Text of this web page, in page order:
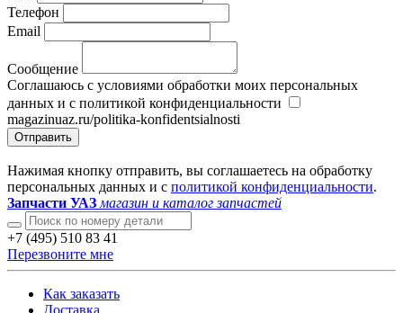
Телефон
Email
Сообщение
Соглашаюсь с условиями обработки моих персональных
данных и с политикой конфиденциальности
magazinuaz.ru/politika-konfidentsialnosti
Отправить
Нажимая кнопку отправить, вы соглашаетесь на обработку
персональных данных и с политикой конфиденциальности.
Запчасти УАЗ магазин и каталог запчастей
+7 (495) 510 83 41
Перезвоните мне
Как заказать